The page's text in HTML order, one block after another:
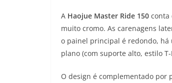
A Haojue Master Ride 150 conta
muito cromo. As carenagens
o painel principal é redondo, há
plano (com suporte alto, estilo T-
O design é complementado por